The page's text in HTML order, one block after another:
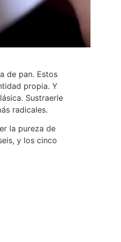
de pan. Estos
propia. Y
Sustraerle
radicales.
la pureza de
y los cinco